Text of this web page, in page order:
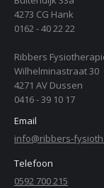
4273 CG Hank
0162 - 40 22 22
Ribbers
Wilhelminastraat 30
4271 AV Dussen
0416 - 39 10 17
Email
info@ribbers-
Telefoon
0592 700 215